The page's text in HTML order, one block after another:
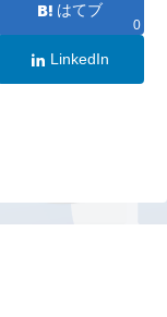
はてブ
0
LinkedIn